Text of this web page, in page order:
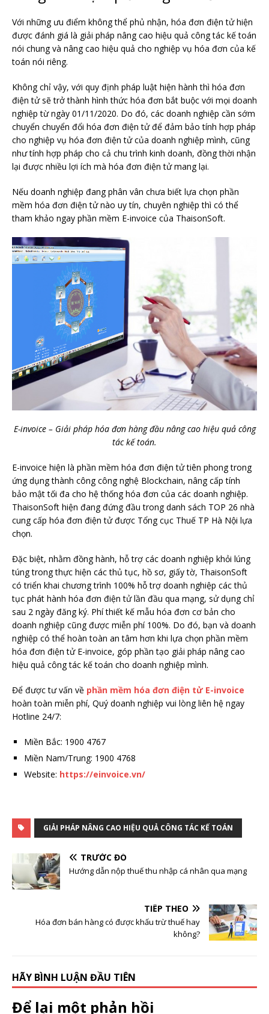
Với những ưu điểm không thể phủ nhận, hóa đơn điện tử hiện
được đánh giá là giải pháp nâng cao hiệu quả công tác kế toán
nói chung và nâng cao hiệu quả cho nghiệp vụ hóa đơn của kế
toán nói riêng.
Không chỉ vậy, với quy định pháp luật hiện hành thì hóa đơn
điện tử sẽ trở thành hình thức hóa đơn bắt buộc với mọi doanh
nghiệp từ ngày 01/11/2020. Do đó, các doanh nghiệp cần sớm
chuyển chuyển đổi hóa đơn điện tử để đảm bảo tính hợp pháp
cho nghiệp vụ hóa đơn điện tử của doanh nghiệp mình, cũng
như tính hợp pháp cho cả chu trình kinh doanh, đồng thời nhận
lại được nhiều lợi ích mà hóa đơn điện tử mang lại.
Nếu doanh nghiệp đang phân vân chưa biết lựa chọn phần
mềm hóa đơn điện tử nào uy tín, chuyên nghiệp thì có thể
tham khảo ngay phần mềm E-invoice của ThaisonSoft.
E-invoice – Giải pháp hóa đơn hàng đầu nâng cao hiệu quả công
tác kế toán.
E-invoice hiện là phần mềm hóa đơn điện tử tiên phong trong
ứng dụng thành công công nghệ Blockchain, nâng cấp tính
bảo mật tối đa cho hệ thống hóa đơn của các doanh nghiệp.
ThaisonSoft hiện đang đứng đầu trong danh sách TOP 26 nhà
cung cấp hóa đơn điện tử được Tổng cục Thuế TP Hà Nội lựa
chọn.
Đặc biệt, nhằm đồng hành, hỗ trợ các doanh nghiệp khỏi lúng
túng trong thực hiện các thủ tục, hồ sơ, giấy tờ, ThaisonSoft
có triển khai chương trình 100% hỗ trợ doanh nghiệp các thủ
tục phát hành hóa đơn điện tử lần đầu qua mạng, sử dụng chỉ
sau 2 ngày đăng ký. Phí thiết kế mẫu hóa đơn cơ bản cho
doanh nghiệp cũng được miễn phí 100%. Do đó, bạn và doanh
nghiệp có thể hoàn toàn an tâm hơn khi lựa chọn phần mềm
hóa đơn điện tử E-invoice, góp phần tạo giải pháp nâng cao
hiệu quả công tác kế toán cho doanh nghiệp mình.
Để được tư vấn về phần mềm hóa đơn điện tử E-invoice
hoàn toàn miễn phí, Quý doanh nghiệp vui lòng liên hệ ngay
Hotline 24/7:
Miền Bắc: 1900 4767
Miền Nam/Trung: 1900 4768
Website: https://einvoice.vn/
GIẢI PHÁP NÂNG CAO HIỆU QUẢ CÔNG TÁC KẾ TOÁN
TRƯỚC ĐÓ
Hướng dẫn nộp thuế thu nhập cá nhân qua mạng
TIẾP THEO
Hóa đơn bán hàng có được khấu trừ thuế hay
không?
HÃY BÌNH LUẬN ĐẦU TIÊN
Để lại một phản hồi